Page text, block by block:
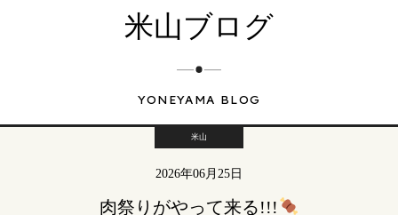
米山ブログ
YONEYAMA BLOG
米山
2026年06月25日
肉祭りがやって来る!!!